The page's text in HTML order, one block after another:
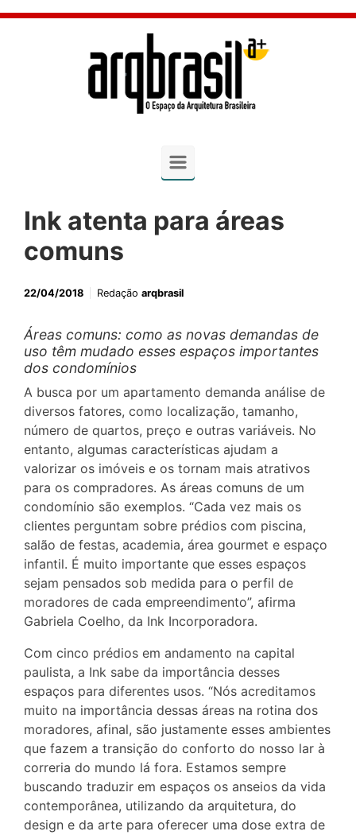
Skip to main content
Ink atenta para áreas
comuns
22/04/2018 Redação arqbrasil
Áreas comuns: como as novas demandas de
uso têm mudado esses espaços importantes
dos condomínios
A busca por um apartamento demanda análise de
diversos fatores, como localização, tamanho,
número de quartos, preço e outras variáveis. No
entanto, algumas características ajudam a
valorizar os imóveis e os tornam mais atrativos
para os compradores. As áreas comuns de um
condomínio são exemplos. “Cada vez mais os
clientes perguntam sobre prédios com piscina,
salão de festas, academia, área gourmet e espaço
infantil. É muito importante que esses espaços
sejam pensados sob medida para o perfil de
moradores de cada empreendimento”, afirma
Gabriela Coelho, da Ink Incorporadora.
Com cinco prédios em andamento na capital
paulista, a Ink sabe da importância desses
espaços para diferentes usos. “Nós acreditamos
muito na importância dessas áreas na rotina dos
moradores, afinal, são justamente esses ambientes
que fazem a transição do conforto do nosso lar à
correria do mundo lá fora. Estamos sempre
buscando traduzir em espaços os anseios da vida
contemporânea, utilizando da arquitetura, do
design e da arte para oferecer uma dose extra de